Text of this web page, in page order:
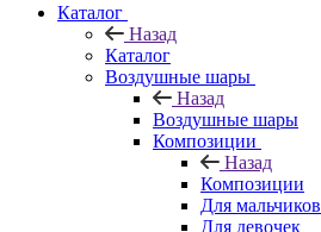
Каталог
Назад
Каталог
Воздушные шары
Назад
Воздушные шары
Композиции
Назад
Композиции
Для мальчиков
Для девочек